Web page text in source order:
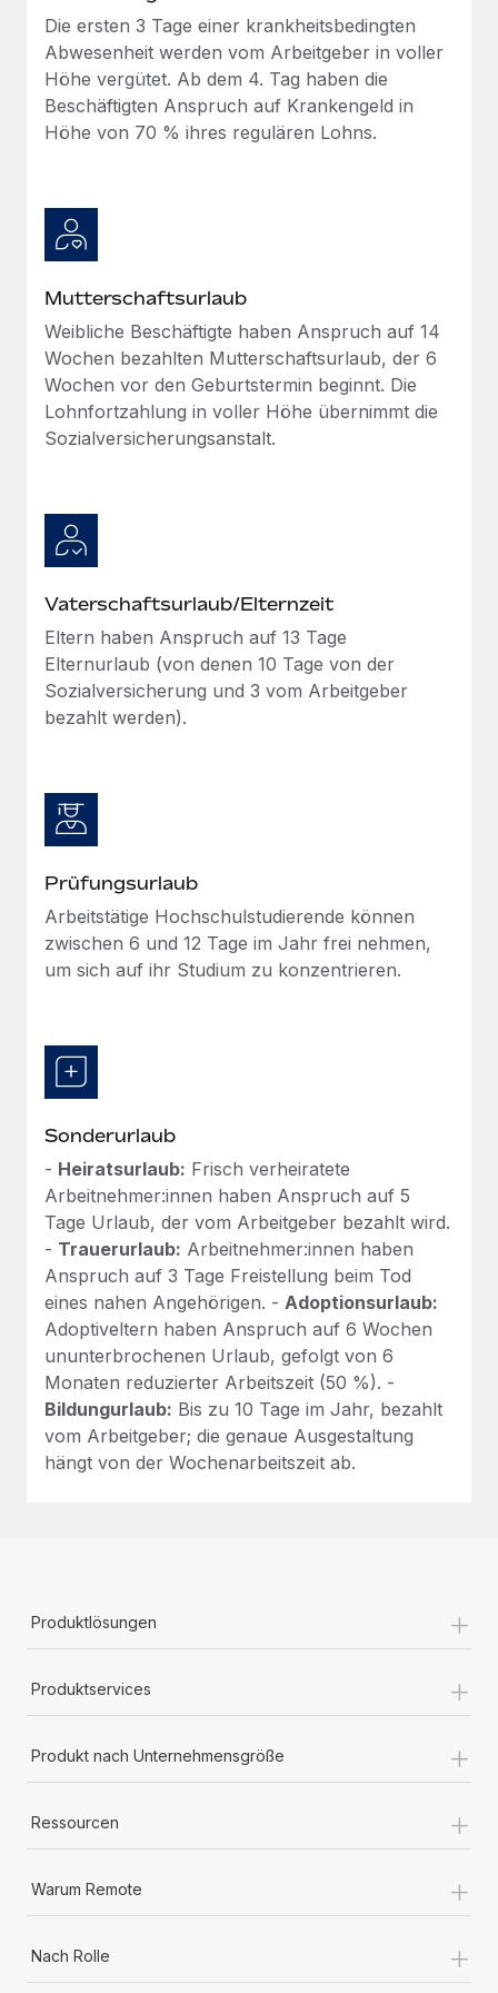
Mehr erfahren
Die ersten 3 Tage einer krankheitsbedingten
Abwesenheit werden vom Arbeitgeber in voller
Höhe vergütet. Ab dem 4. Tag haben die
Beschäftigten Anspruch auf Krankengeld in
Höhe von 70 % ihres regulären Lohns.
Mutterschaftsurlaub
Weibliche Beschäftigte haben Anspruch auf 14
Wochen bezahlten Mutterschaftsurlaub, der 6
Wochen vor den Geburtstermin beginnt. Die
Lohnfortzahlung in voller Höhe übernimmt die
Sozialversicherungsanstalt.
Vaterschaftsurlaub/Elternzeit
Eltern haben Anspruch auf 13 Tage
Elternurlaub (von denen 10 Tage von der
Sozialversicherung und 3 vom Arbeitgeber
bezahlt werden).
Prüfungsurlaub
Arbeitstätige Hochschulstudierende können
zwischen 6 und 12 Tage im Jahr frei nehmen,
um sich auf ihr Studium zu konzentrieren.
Sonderurlaub
- Heiratsurlaub: Frisch verheiratete
Arbeitnehmer:innen haben Anspruch auf 5
Tage Urlaub, der vom Arbeitgeber bezahlt wird.
- Trauerurlaub: Arbeitnehmer:innen haben
Anspruch auf 3 Tage Freistellung beim Tod
eines nahen Angehörigen. - Adoptionsurlaub:
Adoptiveltern haben Anspruch auf 6 Wochen
ununterbrochenen Urlaub, gefolgt von 6
Monaten reduzierter Arbeitszeit (50 %). -
Bildungurlaub: Bis zu 10 Tage im Jahr, bezahlt
vom Arbeitgeber; die genaue Ausgestaltung
hängt von der Wochenarbeitszeit ab.
Produktlösungen +
Produktservices +
Produkt nach Unternehmensgröße +
Ressourcen +
Warum Remote +
Nach Rolle +